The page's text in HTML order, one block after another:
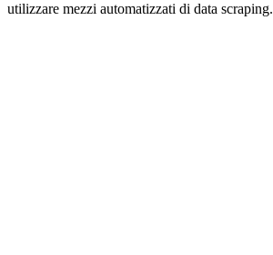
utilizzare mezzi automatizzati di data scraping.